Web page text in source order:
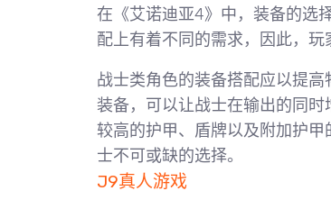
在《艾诺迪亚4》中，装备的选
配上有着不同的需求，因此，玩
战士类角色的装备搭配应以提
装备，可以让战士在输出的同
较高的护甲、盾牌以及附加护
士不可或缺的选择。
J9真人游戏